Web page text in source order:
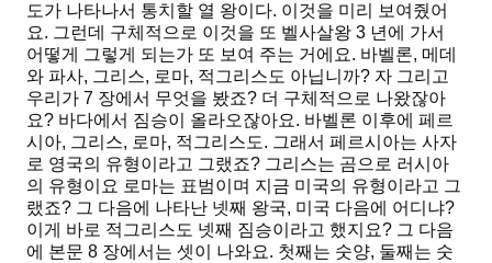
도가 나타나서 통치할 열 왕이다. 이것을 미리 보여줬어
요. 그런데 구체적으로 이것을 또 벨사살왕 3 년에 가서
어떻게 그렇게 되는가 또 보여 주는 거에요. 바벨론, 메데
와 파사, 그리스, 로마, 적그리스도 아닙니까? 자 그리고
우리가 7 장에서 무엇을 봤죠? 더 구체적으로 나왔잖아
요? 바다에서 짐승이 올라오잖아요. 바벨론 이후에 페르
시아, 그리스, 로마, 적그리스도. 그래서 페르시아는 사자
로 영국의 유형이라고 그랬죠? 그리스는 곰으로 러시아
의 유형이요 로마는 표범이며 지금 미국의 유형이라고 그
랬죠? 그 다음에 나타난 넷째 왕국, 미국 다음에 어디냐?
이게 바로 적그리스도 넷째 짐승이라고 했지요? 그 다음
에 본문 8 장에서는 셋이 나와요. 첫째는 숫양, 둘째는 숫